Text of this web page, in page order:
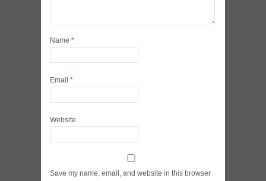
Name *
Email *
Website
Save my name, email, and website in this browser